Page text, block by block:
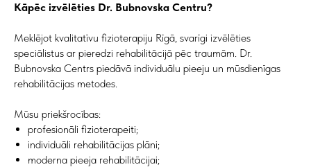
Kāpēc izvēlēties Dr. Bubnovska Centru?
Meklējot kvalitatīvu fizioterapiju Rīgā, svarīgi izvēlēties
speciālistus ar pieredzi rehabilitācijā pēc traumām. Dr.
Bubnovska Centrs piedāvā individuālu pieeju un mūsdienīgas
rehabilitācijas metodes.
Mūsu priekšrocības:
profesionāli fizioterapeiti;
individuāli rehabilitācijas plāni;
moderna pieeja rehabilitācijai;